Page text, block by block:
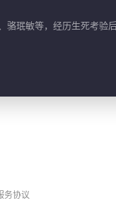
珉敏等，经历生死考验
务协议